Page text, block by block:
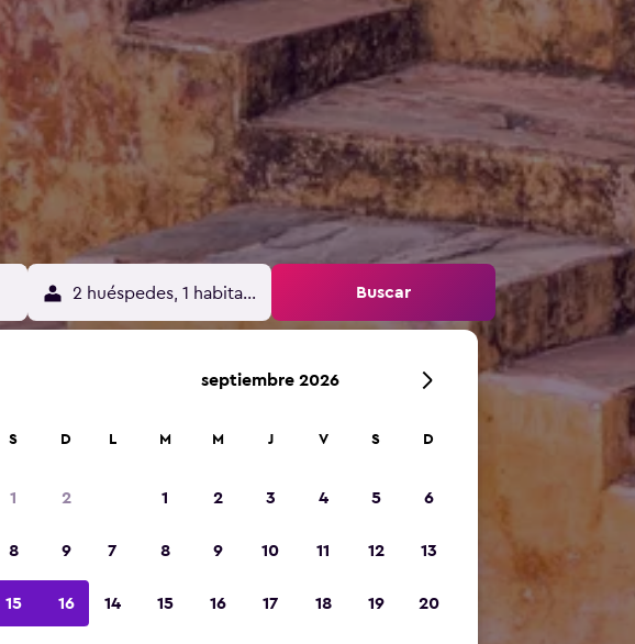
2 huéspedes, 1 habitación Buscar
S D
1 2
8 9
15 16
septiembre 2026
L M M J V S D
1 2 3 4 5 6
7 8 9 10 11 12 13
14 15 16 17 18 19 20